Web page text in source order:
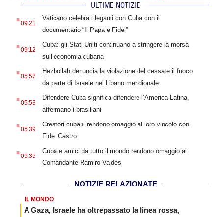
ULTIME NOTIZIE
.09:21
Vaticano celebra i legami con Cuba con il
documentario “Il Papa e Fidel”
.09:12
Cuba: gli Stati Uniti continuano a stringere la morsa
sull’economia cubana
.05:57
Hezbollah denuncia la violazione del cessate il fuoco
da parte di Israele nel Libano meridionale
.05:53
Difendere Cuba significa difendere l’America Latina,
affermano i brasiliani
.05:39
Creatori cubani rendono omaggio al loro vincolo con
Fidel Castro
.05:35
Cuba e amici da tutto il mondo rendono omaggio al
Comandante Ramiro Valdés
NOTIZIE RELAZIONATE
IL MONDO
A Gaza, Israele ha oltrepassato la linea rossa,